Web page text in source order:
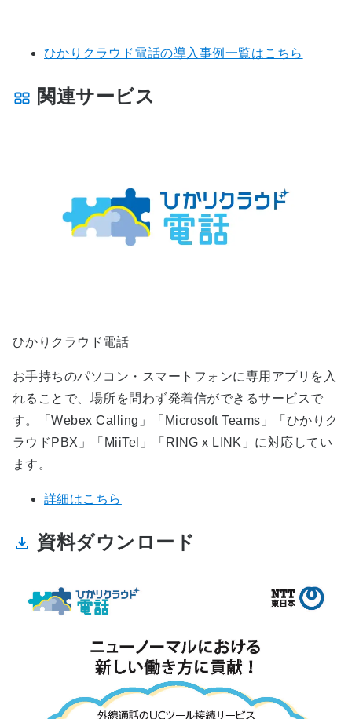
ひかりクラウド電話の導入事例一覧はこちら
関連サービス
ひかりクラウド電話
お手持ちのパソコン・スマートフォンに専用アプリを入
れることで、場所を問わず発着信ができるサービスで
す。「Webex Calling」「Microsoft Teams」「ひかりク
ラウドPBX」「MiiTel」「RING x LINK」に対応してい
ます。
詳細はこちら
資料ダウンロード